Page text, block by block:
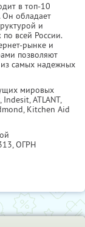
в топ-10
обладает
и
всей России.
рынке и
позволяют
самых надежных
мировых
ATLANT,
Kitchen Aid
, ОГРН